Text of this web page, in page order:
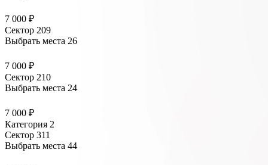
7 000 ₽
Сектор 209
Выбрать места 26
7 000 ₽
Сектор 210
Выбрать места 24
7 000 ₽
Категория 2
Сектор 311
Выбрать места 44